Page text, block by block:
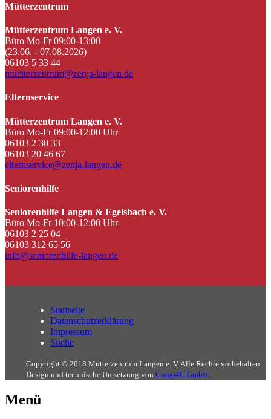
Mütterzentrum
Mütterzentrum Langen e. V.
Büro Mo-Fr 09:00-13:00
(23.06. - 07.08.2026)
06103 5 33 44
muetterzentrum@zenja-langen.de
Elternservice
Mütterzentrum Langen e. V.
Büro Mo-Fr 09:00-12:00 Uhr
06103 2 30 33
06103 20 46 67
elternservice@zenja-langen.de
Seniorenhilfe
Seniorenhilfe Langen & Egelsbach e. V.
Büro Mo-Fr 10:00-12:00 Uhr
06103 2 25 04
06103 312 65 56
info@seniorenhilfe-langen.de
Startseite
Datenschutzerklärung
Impressum
Suche
Copyright © 2018 Mütterzentrum Langen e. V. Alle Rechte vorbehalten.
Design und technische Umsetzung von Comp4U GmbH.
Menü